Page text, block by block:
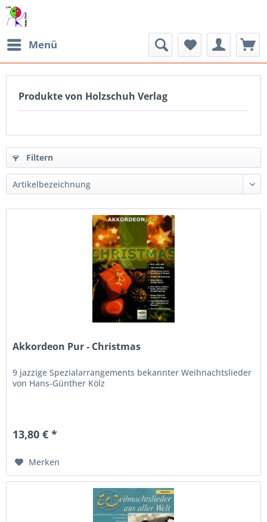
Menü
Produkte von Holzschuh Verlag
Filtern
Akkordeon Pur - Christmas
9 jazzige Spezialarrangements bekannter Weihnachtslieder
von Hans-Günther Kölz
13,80 € *
Merken